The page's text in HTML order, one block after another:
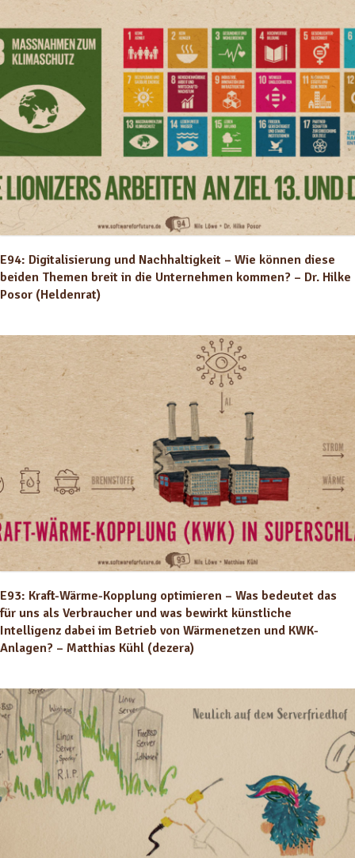
E94: Digitalisierung und Nachhaltigkeit – Wie können diese
beiden Themen breit in die Unternehmen kommen? – Dr. Hilke
Posor (Heldenrat)
E93: Kraft-Wärme-Kopplung optimieren – Was bedeutet das
für uns als Verbraucher und was bewirkt künstliche
Intelligenz dabei im Betrieb von Wärmenetzen und KWK-
Anlagen? – Matthias Kühl (dezera)